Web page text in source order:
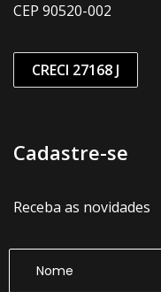
CEP 90520-002
CRECI 27168 J
Cadastre-se
Receba as novidades